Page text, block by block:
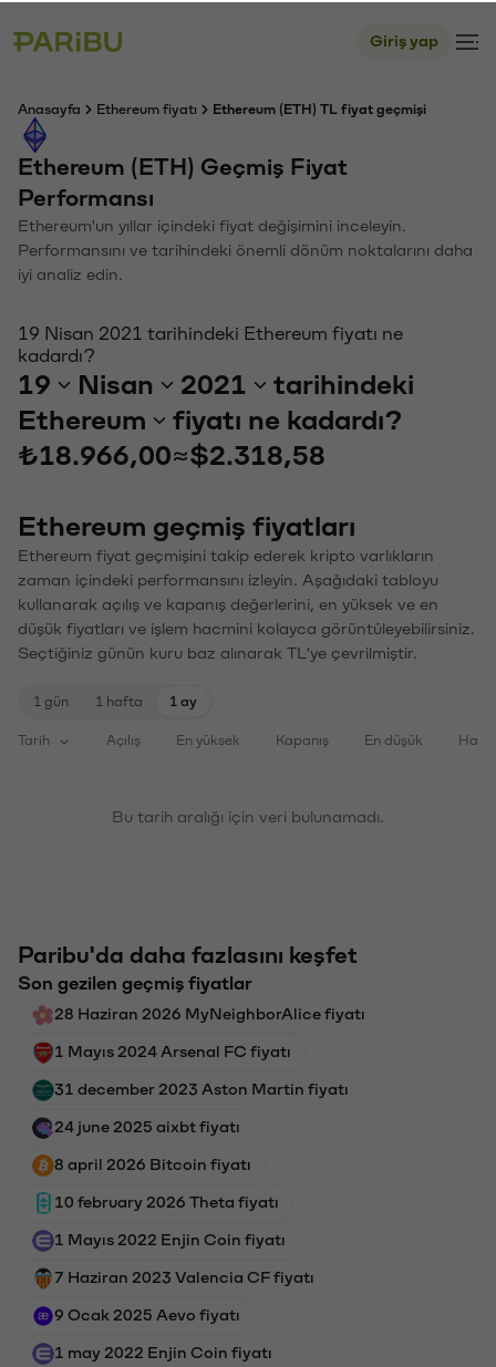
Giriş yap
Anasayfa Ethereum fiyatı Ethereum (ETH) TL fiyat geçmişi
Ethereum (ETH) Geçmiş Fiyat
Performansı
Ethereum'un yıllar içindeki fiyat değişimini inceleyin.
Performansını ve tarihindeki önemli dönüm noktalarını daha
iyi analiz edin.
19 Nisan 2021 tarihindeki Ethereum fiyatı ne
kadardı?
19 Nisan 2021
tarihindeki
Ethereum
fiyatı ne kadardı?
₺18.966,00≈$2.318,58
Ethereum geçmiş fiyatları
Ethereum fiyat geçmişini takip ederek kripto varlıkların
zaman içindeki performansını izleyin. Aşağıdaki tabloyu
kullanarak açılış ve kapanış değerlerini, en yüksek ve en
düşük fiyatları ve işlem hacmini kolayca görüntüleyebilirsiniz.
Seçtiğiniz günün kuru baz alınarak TL'ye çevrilmiştir.
1 gün 1 hafta 1 ay
Tarih Açılış En yüksek Kapanış En düşük
Bu tarih aralığı için veri bulunamadı.
Paribu'da daha fazlasını keşfet
Son gezilen geçmiş fiyatlar
28 Haziran 2026 MyNeighborAlice fiyatı
1 Mayıs 2024 Arsenal FC fiyatı
31 december 2023 Aston Martin fiyatı
24 june 2025 aixbt fiyatı
8 april 2026 Bitcoin fiyatı
10 february 2026 Theta fiyatı
1 Mayıs 2022 Enjin Coin fiyatı
7 Haziran 2023 Valencia CF fiyatı
9 Ocak 2025 Aevo fiyatı
1 may 2022 Enjin Coin fiyatı